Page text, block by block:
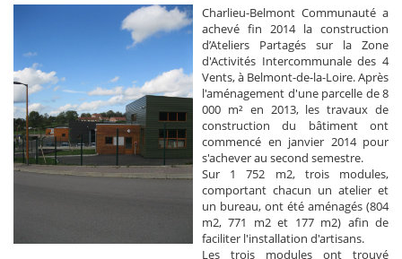
Charlieu-Belmont Communauté a
achevé fin 2014 la construction
d’Ateliers Partagés sur la Zone
d'Activités Intercommunale des 4
Vents, à Belmont-de-la-Loire. Après
l'aménagement d'une parcelle de 8
000 m² en 2013, les travaux de
construction du bâtiment ont
commencé en janvier 2014 pour
s'achever au second semestre.
Sur 1 752 m2, trois modules,
comportant chacun un atelier et
un bureau, ont été aménagés (804
m2, 771 m2 et 177 m2) afin de
faciliter l'installation d'artisans.
Les trois modules ont trouvé